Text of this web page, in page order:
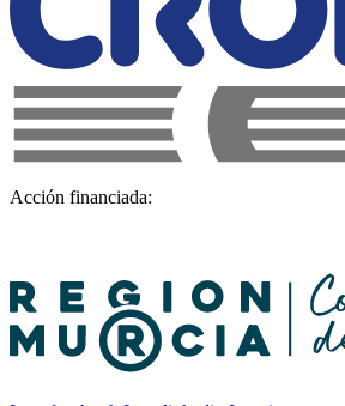
Acción financiada: